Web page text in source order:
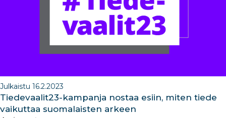
Julkaistu 16.2.2023
Tiedevaalit23-kampanja nostaa esiin, miten tiede
vaikuttaa suomalaisten arkeen